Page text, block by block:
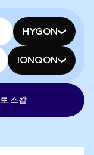
HYGON
IONQON
스왑